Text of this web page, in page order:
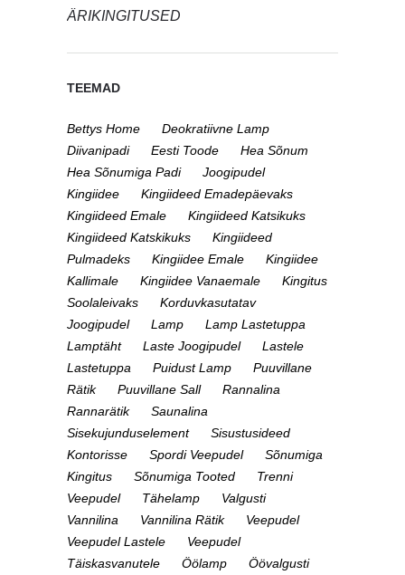
ÄRIKINGITUSED
TEEMAD
Bettys Home
Deokratiivne Lamp
Diivanipadi
Eesti Toode
Hea Sõnum
Hea Sõnumiga Padi
Joogipudel
Kingiidee
Kingiideed Emadepäevaks
Kingiideed Emale
Kingiideed Katsikuks
Kingiideed Katskikuks
Kingiideed
Pulmadeks
Kingiidee Emale
Kingiidee
Kallimale
Kingiidee Vanaemale
Kingitus
Soolaleivaks
Korduvkasutatav
Joogipudel
Lamp
Lamp Lastetuppa
Lamptäht
Laste Joogipudel
Lastele
Lastetuppa
Puidust Lamp
Puuvillane
Rätik
Puuvillane Sall
Rannalina
Rannarätik
Saunalina
Sisekujunduselement
Sisustusideed
Kontorisse
Spordi Veepudel
Sõnumiga
Kingitus
Sõnumiga Tooted
Trenni
Veepudel
Tähelamp
Valgusti
Vannilina
Vannilina Rätik
Veepudel
Veepudel Lastele
Veepudel
Täiskasvanutele
Öölamp Öövalgusti